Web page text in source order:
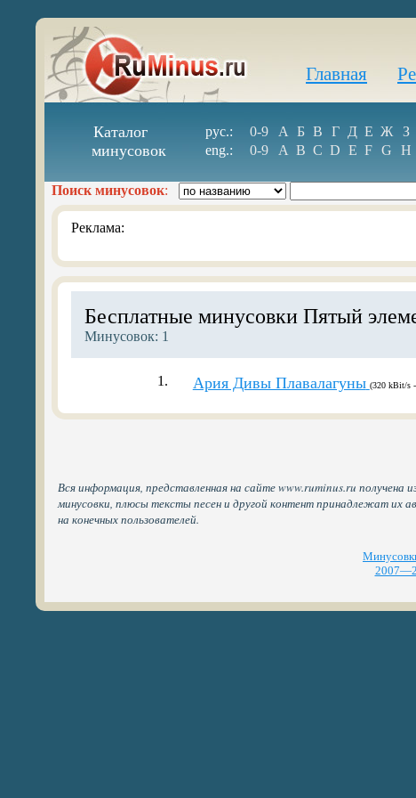
Главная
Каталог
минусовок
рус.: 0-9 А Б В Г Д Е Ж З
eng.:
0-9 A B C D E F G H
Поиск минусовок:
Реклама:
Бесплатные минусовки Пятый
Минусовок: 1
1. Ария Дивы Плавалагуны (320 kBit/s
Вся информация, представленная на сайте www.ruminus.ru получена
минусовки, плюсы тексты песен и другой контент принадлежат их
на конечных пользователей.